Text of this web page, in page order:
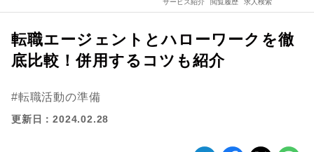
転職エージェントとハローワークを徹
底比較！併用するコツも紹介
転職活動の準備
更新日：2024.02.28